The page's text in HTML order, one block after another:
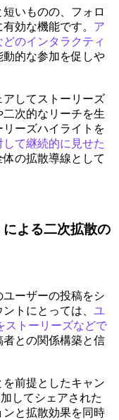
いものの、フォロ
効な機能です。 ア
のインタラクティ
的な参加を促しや
してストーリーズ
次的なリーチを生
ーズハイライトを
て継続的に見せた
の拡散導線として
よる二次拡散の
ーザーの投稿をシ
ントにとっては、ユ
ストーリーズなどで
者との関係構築と信
前提としたキャン
してシェアされた
と拡散効果を同時